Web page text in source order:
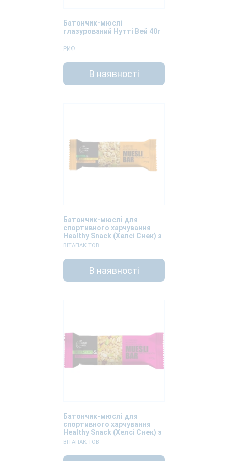
Батончик-мюслі
глазурований Нутті Вей 40г
РИФ
В наявності
Батончик-мюслі для
спортивного харчування
Healthy Snack (Хелсі Снек) з
горіхами та насінням
ВІТАПАК ТОВ
В наявності
Батончик-мюслі для
спортивного харчування
Healthy Snack (Хелсі Снек) з
горіхом фісташки та
ВІТАПАК ТОВ